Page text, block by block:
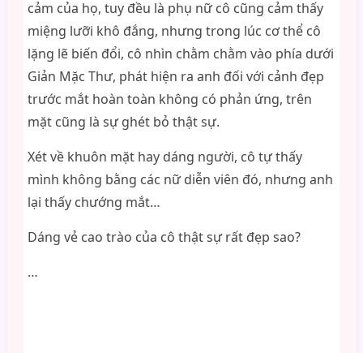
cảm của họ, tuy đều là phụ nữ cô cũng cảm thấy
miệng lưỡi khô đắng, nhưng trong lúc cơ thể cô
lặng lẽ biến đổi, cô nhìn chằm chằm vào phía dưới
Giản Mặc Thư, phát hiện ra anh đối với cảnh đẹp
trước mắt hoàn toàn không có phản ứng, trên
mặt cũng là sự ghét bỏ thật sự.
Xét về khuôn mặt hay dáng người, cô tự thấy
mình không bằng các nữ diễn viên đó, nhưng anh
lại thấy chướng mắt…
Dáng vẻ cao trào của cô thật sự rất đẹp sao?
…